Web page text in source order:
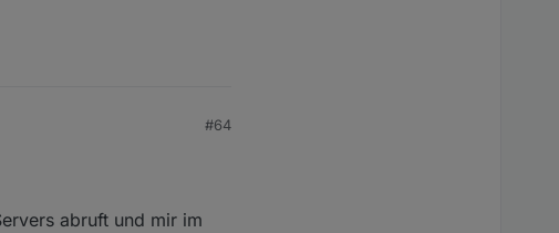
#64
abruft und mir im